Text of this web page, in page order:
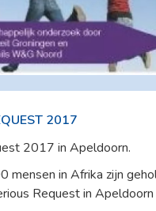
2017
2017 in Apeldoorn.
mensen in Afrika zijn
Request in Apeldoorn